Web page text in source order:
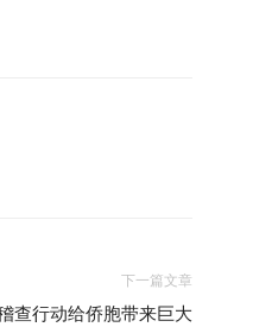
下一篇文章
查行动给侨胞带来巨大